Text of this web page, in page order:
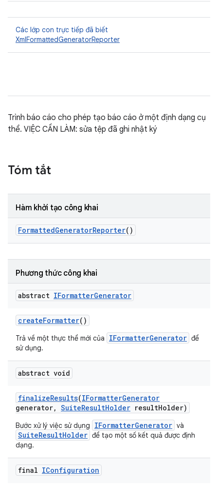
Các lớp con trực tiếp đã biết
XmlFormattedGeneratorReporter
Trình báo cáo cho phép tạo báo cáo ở một định dạng cụ
thể. VIỆC CẦN LÀM: sửa tệp đã ghi nhật ký
Tóm tắt
Hàm khởi tạo công khai
FormattedGeneratorReporter()
Phương thức công khai
abstract IFormatterGenerator
createFormatter()
Trả về một thực thể mới của IFormatterGenerator để
sử dụng.
abstract void
finalizeResults(IFormatterGenerator
generator, SuiteResultHolder resultHolder)
Bước xử lý việc sử dụng IFormatterGenerator và
SuiteResultHolder để tạo một số kết quả được định
dạng.
final IConfiguration